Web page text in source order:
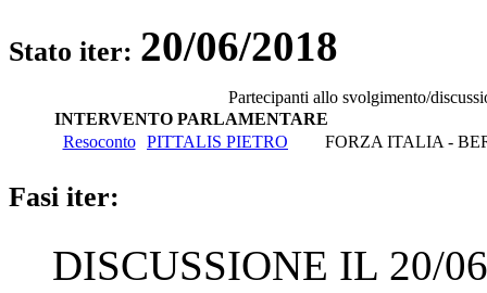
Stato iter: 20/06/2018
Partecipanti allo svolgimento/
INTERVENTO PARLAMENTARE
Resoconto
PITTALIS PIETRO FORZA ITALIA -
Fasi iter:
DISCUSSIONE IL 20/